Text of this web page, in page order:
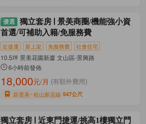
獨立套房
景美商圈/機能強小資
首選/可補助入籍/免服務費
近捷運 新上架 免服務費 社會住宅
10.5坪 景美花園新廈 文山區-景興路
6小時前發佈
18,000元/月 (有額外費用)
距景美 松山新店線 547公尺
獨立套房
近東門捷運/挑高1樓獨立門